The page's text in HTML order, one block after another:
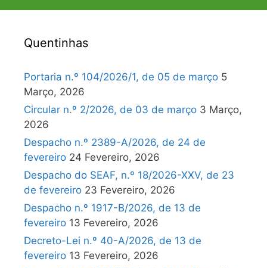
Quentinhas
Portaria n.º 104/2026/1, de 05 de março 5
Março, 2026
Circular n.º 2/2026, de 03 de março 3 Março,
2026
Despacho n.º 2389-A/2026, de 24 de
fevereiro 24 Fevereiro, 2026
Despacho do SEAF, n.º 18/2026-XXV, de 23
de fevereiro 23 Fevereiro, 2026
Despacho n.º 1917-B/2026, de 13 de
fevereiro 13 Fevereiro, 2026
Decreto-Lei n.º 40-A/2026, de 13 de
fevereiro 13 Fevereiro, 2026